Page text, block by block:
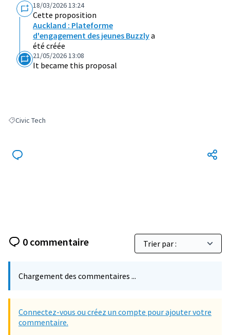
18/03/2026 13:24
Cette proposition
Auckland : Plateforme
d'engagement des jeunes Buzzlya
été créée
21/05/2026 13:08
It became this proposal
Filter results for: Civic Tech
Civic Tech
0 commentaire
Chargement des commentaires ...
Connectez-vous ou créez un compte pour ajouter votre
commentaire.